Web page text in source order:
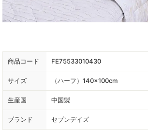
商品コード FE75533010430
サイズ （ハーフ）140×100cm
生産国 中国製
ブランド セブンデイズ